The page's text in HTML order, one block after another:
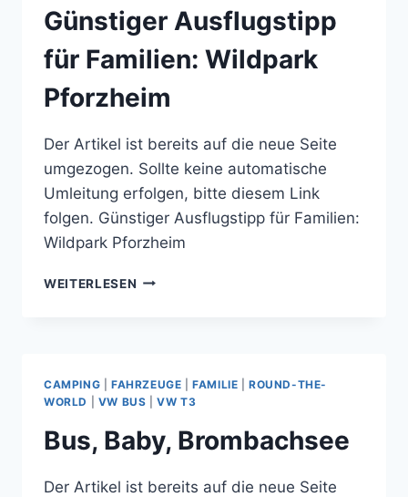
BAUEN
Günstiger Ausflugstipp
für Familien: Wildpark
Pforzheim
Der Artikel ist bereits auf die neue Seite
umgezogen. Sollte keine automatische
Umleitung erfolgen, bitte diesem Link
folgen. Günstiger Ausflugstipp für Familien:
Wildpark Pforzheim
WEITERLESEN GÜNSTIGER
PFORZHEIM
CAMPING FAHRZEUGE |FAMILIE |ROUND-THE-
WORLD
VW BUS |VW T3
Bus, Baby, Brombachsee
Der Artikel ist bereits auf die neue Seite